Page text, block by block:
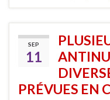
SEP
11
PRÉVUES EN